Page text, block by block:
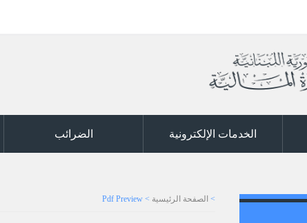
الخدمات الإلكترونية الضرائب
> الصفحة الرئيسية >
Pdf Preview